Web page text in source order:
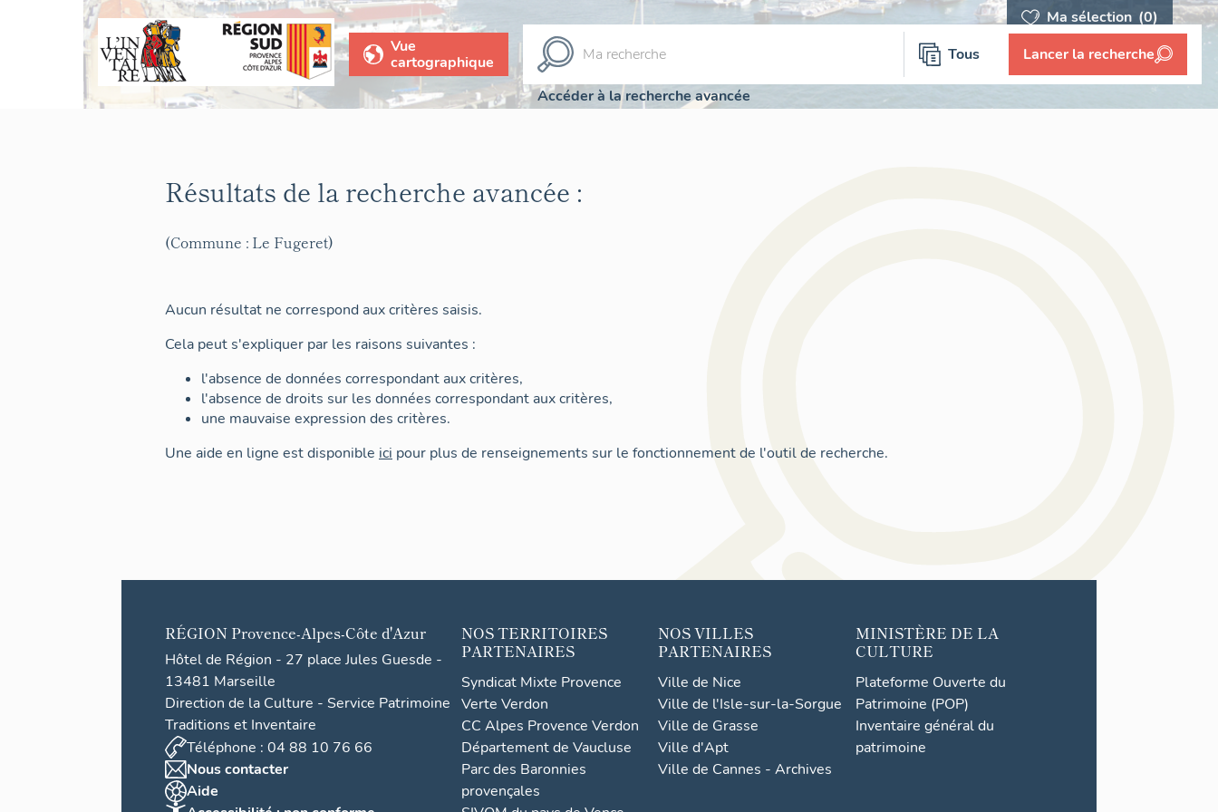
Ma sélection (0)
Vue
cartographique
Tous Lancer la recherche
Accéder à la recherche avancée
Résultats de la recherche avancée :
(Commune : Le Fugeret)
Aucun résultat ne correspond aux critères saisis.
Cela peut s'expliquer par les raisons suivantes :
l'absence de données correspondant aux critères,
l'absence de droits sur les données correspondant aux critères,
une mauvaise expression des critères.
Une aide en ligne est disponible ici pour plus de renseignements sur le fonctionnement de l'outil de recherche.
RÉGION Provence-Alpes-Côte d'Azur
Hôtel de Région - 27 place Jules Guesde -
13481 Marseille
Direction de la Culture - Service Patrimoine
Traditions et Inventaire
Téléphone : 04 88 10 76 66
Nous contacter
Aide
NOS TERRITOIRES
PARTENAIRES
Syndicat Mixte Provence
Verte Verdon
CC Alpes Provence Verdon
Département de Vaucluse
Parc des Baronnies
provençales
NOS VILLES
PARTENAIRES
Ville de Nice
Ville de l'Isle-sur-la-Sorgue
Ville de Grasse
Ville d'Apt
Ville de Cannes - Archives
MINISTÈRE DE LA
CULTURE
Plateforme Ouverte du
Patrimoine (POP)
Inventaire général du
patrimoine